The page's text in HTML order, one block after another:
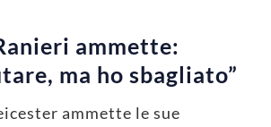
ammette:
ma ho sbagliato”
ammette le sue